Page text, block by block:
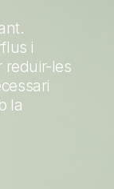
i
reduir-les
la